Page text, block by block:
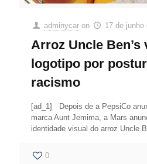
adminycar on 17 de junho
Arroz Uncle Ben’s
logotipo por
racismo
[ad_1] Depois de a PepsiCo
marca Aunt Jemima, a Mars
identidade visual do arroz Uncle
0